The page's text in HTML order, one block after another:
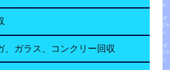
、ガラス、コンクリー回収